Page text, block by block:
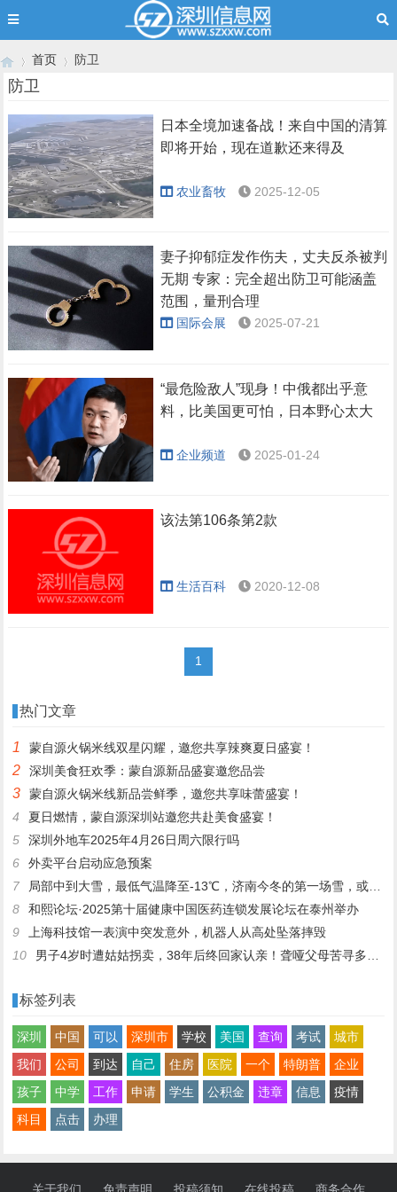
›
首页
›
防卫
防卫
日本全境加速备战！来自中国的清算
即将开始，现在道歉还来得及
农业畜牧 2025-12-05
妻子抑郁症发作伤夫，丈夫反杀被判
无期 专家：完全超出防卫可能涵盖
范围，量刑合理
国际会展 2025-07-21
“最危险敌人”现身！中俄都出乎意
料，比美国更可怕，日本野心太大
企业频道 2025-01-24
该法第106条第2款
生活百科 2020-12-08
1
热门文章
1 蒙自源火锅米线双星闪耀，邀您共享辣爽夏日盛宴！
2 深圳美食狂欢季：蒙自源新品盛宴邀您品尝
3
蒙自源火锅米线新品尝鲜季，邀您共享味蕾盛宴！
4
夏日燃情，蒙自源深圳站邀您共赴美食盛宴！
5
深圳外地车2025年4月26日周六限行吗
6
外卖平台启动应急预案
7
局部中到大雪，最低气温降至-13℃，济南今冬的第一场雪，或跟去年同一时间！
8
和熙论坛·2025第十届健康中国医药连锁发展论坛在泰州举办
9
上海科技馆一表演中突发意外，机器人从高处坠落摔毁
10
男子4岁时遭姑姑拐卖，38年后终回家认亲！聋哑父母苦寻多年，母亲已抱憾离世丨红星寻人
标签列表
深圳 中国 可以 深圳市 学校 美国 查询 考试
城市
我们
公司 到达 自己 住房 医院 一个 特朗普
企业
孩子
中学 工作 申请 学生 公积金 违章 信息
疫情
科目
点击 办理
关于我们 免责声明 投稿须知 在线投稿 商务合作